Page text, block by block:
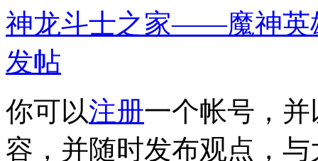
神龙斗士之家——魔神英
发帖
你可以注册一个帐号，并
容，并随时发布观点，